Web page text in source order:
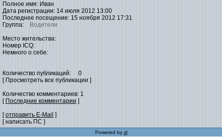
Полное имя: Иван
Дата регистрации: 14 июля 2012 13:00
Последнее посещение: 15 ноября 2012 17:31
Группа:
Водители
Место жительства:
Номер ICQ:
Немного о себе:
Количество публикаций: 0
[ Просмотреть все публикации ]
Количество комментариев: 1
[ Последние комментарии ]
[отправить E-Mail ]
[ написать ПС ]
Powered by sl